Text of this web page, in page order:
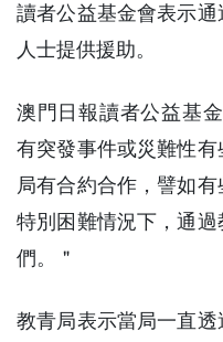
讀者公益基金會表示
人士提供援助。
澳門日報讀者公益基
有突發事件或災難性
局有合約合作，譬如
特別困難情況下，通
們。＂
教青局表示當局一直